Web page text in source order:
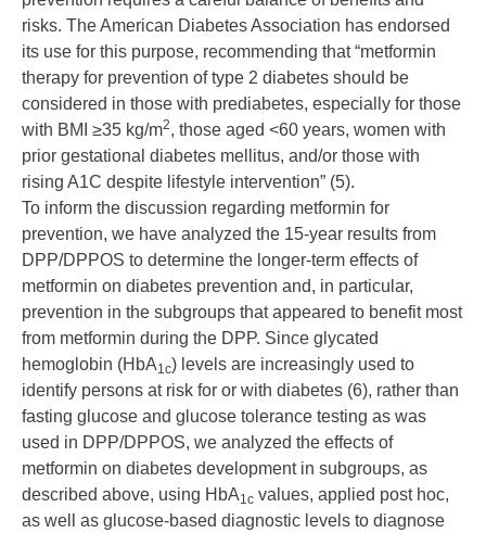
risks. The American Diabetes Association has endorsed
its use for this purpose, recommending that “metformin
therapy for prevention of type 2 diabetes should be
considered in those with prediabetes, especially for those
with BMI ≥35 kg/m2, those aged <60 years, women with
prior gestational diabetes mellitus, and/or those with
rising A1C despite lifestyle intervention” (5).
To inform the discussion regarding metformin for
prevention, we have analyzed the 15-year results from
DPP/DPPOS to determine the longer-term effects of
metformin on diabetes prevention and, in particular,
prevention in the subgroups that appeared to benefit most
from metformin during the DPP. Since glycated
hemoglobin (HbA1c) levels are increasingly used to
identify persons at risk for or with diabetes (6), rather than
fasting glucose and glucose tolerance testing as was
used in DPP/DPPOS, we analyzed the effects of
metformin on diabetes development in subgroups, as
described above, using HbA1c values, applied post hoc,
as well as glucose-based diagnostic levels to diagnose